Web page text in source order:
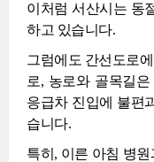
이처럼 서산시는 동
하고 있습니다.
그럼에도 간선도로
로, 농로와 골목길
응급차 진입에 불편
습니다.
특히, 이른 아침 병